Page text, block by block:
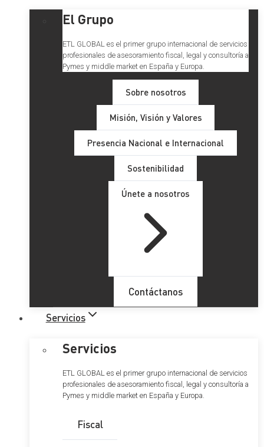
El Grupo
ETL GLOBAL es el primer grupo internacional de servicios
profesionales de asesoramiento fiscal, legal y consultoría a
Pymes y middle market en España y Europa.
Sobre nosotros
Misión, Visión y Valores
Presencia Nacional e Internacional
Sostenibilidad
Únete a nosotros
Contáctanos
Servicios
Servicios
ETL GLOBAL es el primer grupo internacional de servicios
profesionales de asesoramiento fiscal, legal y consultoría a
Pymes y middle market en España y Europa.
Fiscal